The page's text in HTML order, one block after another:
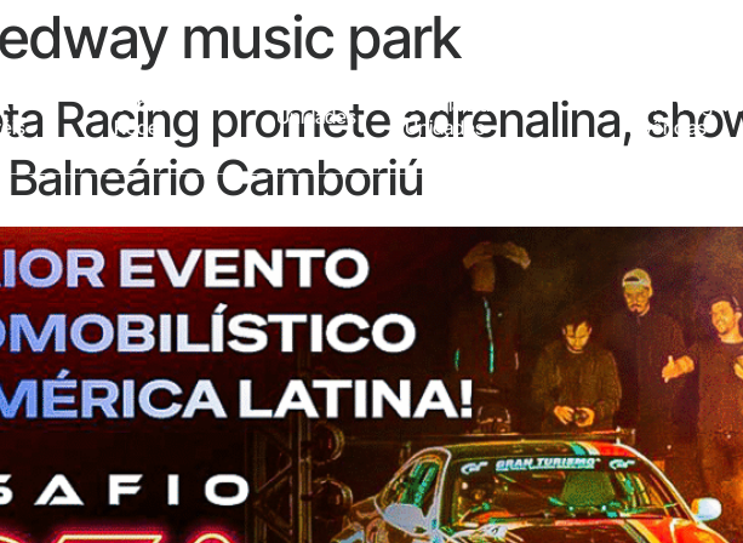
Sobre A
Rede
Unidades
Galeria Das
Unidades
Entre
Vivências
music park
Racing promete adrenalina,
Camboriú